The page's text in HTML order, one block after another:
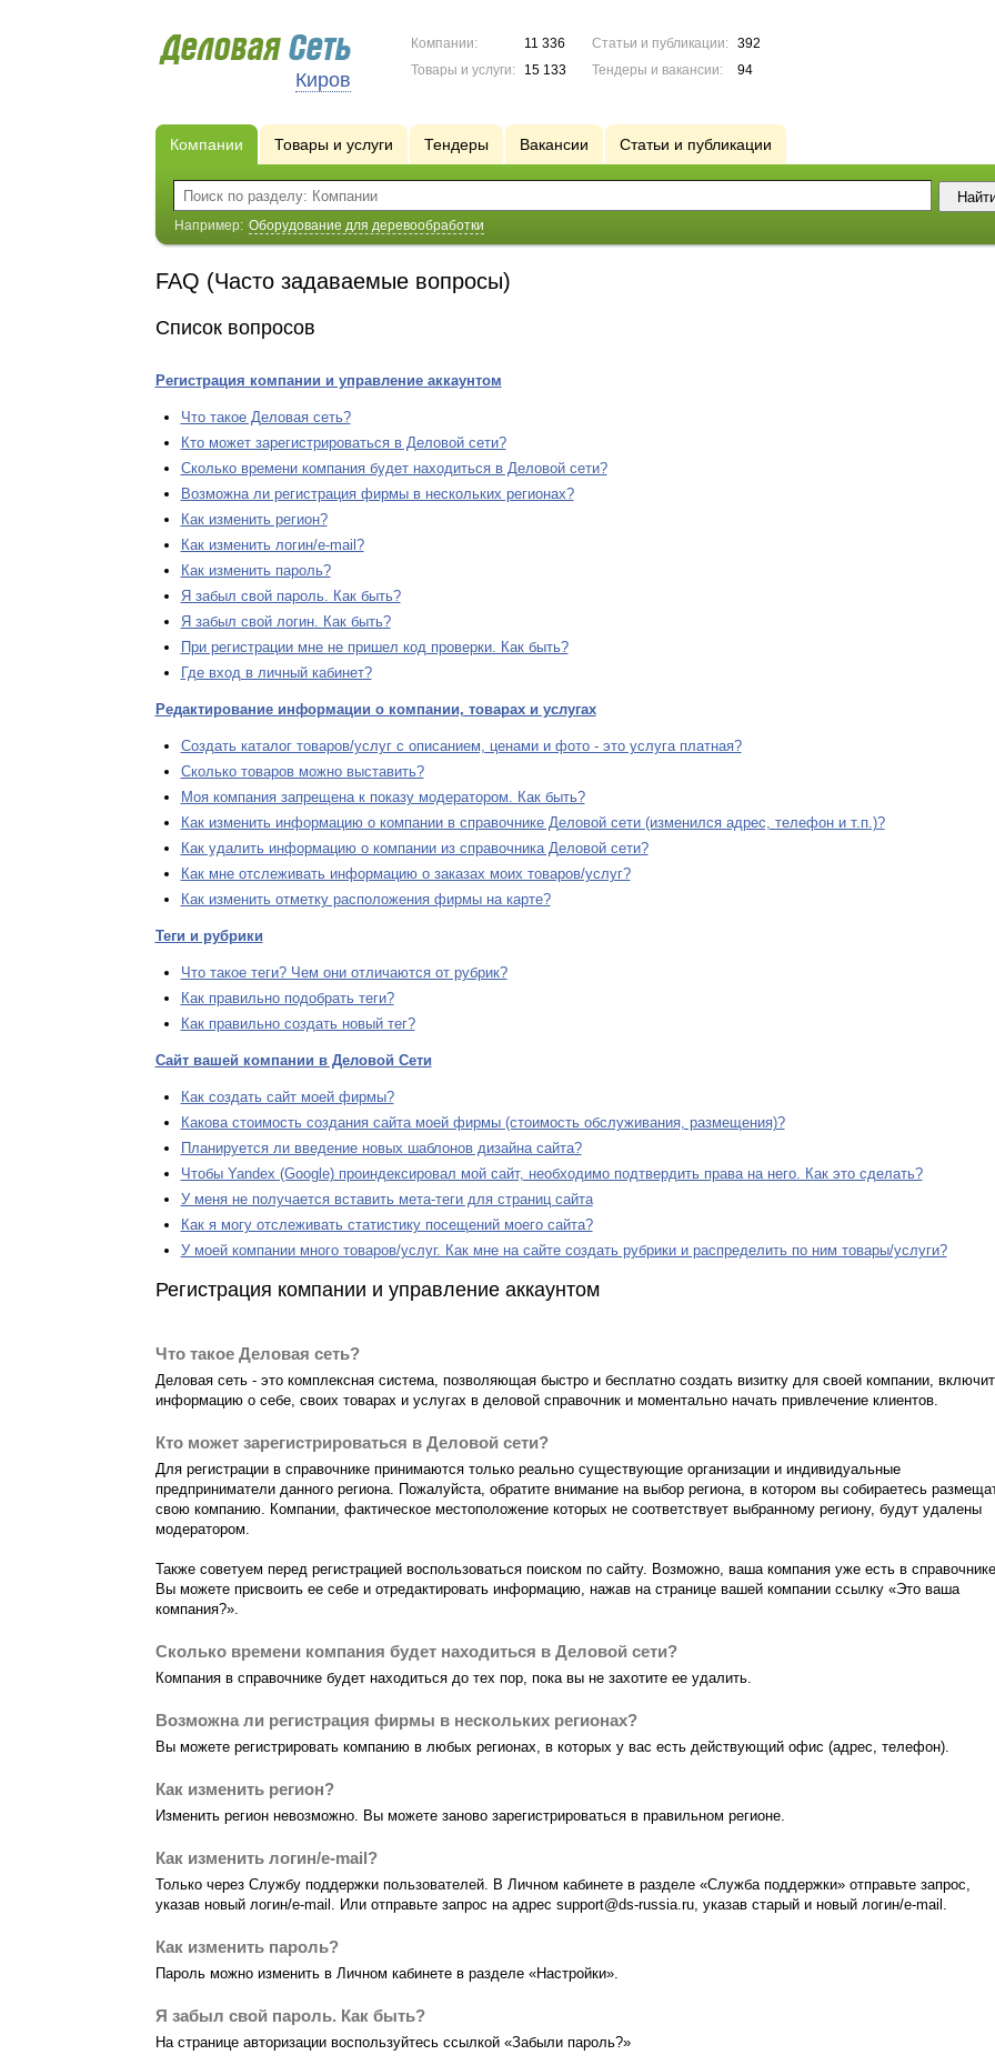
Киров
Компании:
11 336
Товары и услуги:
15 133
Статьи и публикации:
392
Тендеры и вакансии:
94
Компании Товары и услуги Тендеры Вакансии Статьи и публикации
Например: Оборудование для деревообработки
FAQ (Часто задаваемые вопросы)
Список вопросов
Регистрация компании и управление аккаунтом
Что такое Деловая сеть?
Кто может зарегистрироваться в Деловой сети?
Сколько времени компания будет находиться в Деловой сети?
Возможна ли регистрация фирмы в нескольких регионах?
Как изменить регион?
Как изменить логин/e-mail?
Как изменить пароль?
Я забыл свой пароль. Как быть?
Я забыл свой логин. Как быть?
При регистрации мне не пришел код проверки. Как быть?
Где вход в личный кабинет?
Редактирование информации о компании, товарах и услугах
Создать каталог товаров/услуг с описанием, ценами и фото - это услуга платная?
Сколько товаров можно выставить?
Моя компания запрещена к показу модератором. Как быть?
Как изменить информацию о компании в справочнике Деловой сети (изменился адрес, телефон и т.п.)?
Как удалить информацию о компании из справочника Деловой сети?
Как мне отслеживать информацию о заказах моих товаров/услуг?
Как изменить отметку расположения фирмы на карте?
Теги и рубрики
Что такое теги? Чем они отличаются от рубрик?
Как правильно подобрать теги?
Как правильно создать новый тег?
Сайт вашей компании в Деловой Сети
Как создать сайт моей фирмы?
Какова стоимость создания сайта моей фирмы (стоимость обслуживания, размещения)?
Планируется ли введение новых шаблонов дизайна сайта?
Чтобы Yandex (Google) проиндексировал мой сайт, необходимо подтвердить права на него. Как это сделать?
У меня не получается вставить мета-теги для страниц сайта
Как я могу отслеживать статистику посещений моего сайта?
У моей компании много товаров/услуг. Как мне на сайте создать рубрики и распределить по ним товары/услуги?
Регистрация компании и управление аккаунтом
Что такое Деловая сеть?
Деловая сеть - это комплексная система, позволяющая быстро и бесплатно создать визитку для своей компании,
информацию о себе, своих товарах и услугах в деловой справочник и моментально начать привлечение клиентов.
Кто может зарегистрироваться в Деловой сети?
Для регистрации в справочнике принимаются только реально существующие организации и индивидуальные
предприниматели данного региона. Пожалуйста, обратите внимание на выбор региона, в котором вы собираетесь
свою компанию. Компании, фактическое местоположение которых не соответствует выбранному региону, будут удалены
модератором.
Также советуем перед регистрацией воспользоваться поиском по сайту. Возможно, ваша компания уже есть в
Вы можете присвоить ее себе и отредактировать информацию, нажав на странице вашей компании ссылку «Это ваша
компания?».
Сколько времени компания будет находиться в Деловой сети?
Компания в справочнике будет находиться до тех пор, пока вы не захотите ее удалить.
Возможна ли регистрация фирмы в нескольких регионах?
Вы можете регистрировать компанию в любых регионах, в которых у вас есть действующий офис (адрес, телефон).
Как изменить регион?
Изменить регион невозможно. Вы можете заново зарегистрироваться в правильном регионе.
Как изменить логин/e-mail?
Только через Службу поддержки пользователей. В Личном кабинете в разделе «Служба поддержки» отправьте запрос,
указав новый логин/e-mail. Или отправьте запрос на адрес support@ds-russia.ru, указав старый и новый логин/e-mail.
Как изменить пароль?
Пароль можно изменить в Личном кабинете в разделе «Настройки».
Я забыл свой пароль. Как быть?
На странице авторизации воспользуйтесь ссылкой «Забыли пароль?»